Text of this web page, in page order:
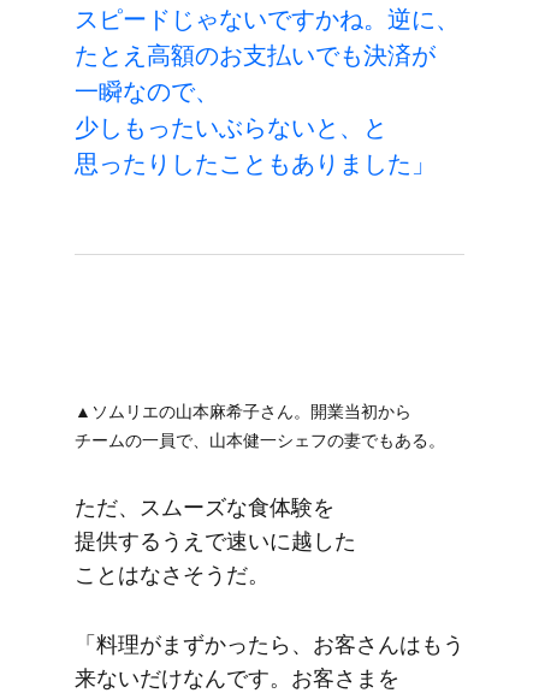
スピードじゃないですかね。​逆に、​
たとえ高額の​お支払いでも​決済が​
一瞬なので、​
少しもったいぶらないと、と​
思ったりしたこともありました」
▲ソムリエの​山本麻希子さん。​開業当初から​
チームの​一員で、​山本健一シェフの​妻でもある。
ただ、​スムーズな​食体験を​
提供するうえで​速いに​越した​
ことはなさそうだ。
「料理が​まずかったら、​お客さんは​もう​
来ないだけなんです。​お客さまを​